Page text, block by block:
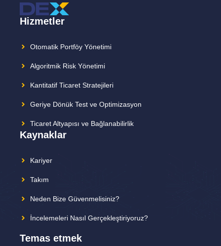
Hizmetler
Otomatik Portföy Yönetimi
Algoritmik Risk Yönetimi
Kantitatif Ticaret Stratejileri
Geriye Dönük Test ve Optimizasyon
Ticaret Altyapısı ve Bağlanabilirlik
Kaynaklar
Kariyer
Takım
Neden Bize Güvenmelisiniz?
İncelemeleri Nasıl Gerçekleştiriyoruz?
Temas etmek